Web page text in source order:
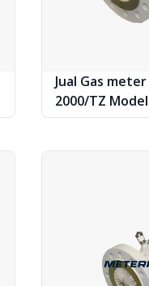
Jual Gas
2000/TZ